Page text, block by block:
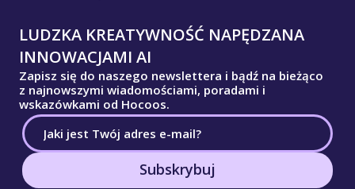
LUDZKA KREATYWNOŚĆ NAPĘDZANA
INNOWACJAMI AI
Zapisz się do naszego newslettera i bądź na bieżąco
z najnowszymi wiadomościami, poradami i
wskazówkami od Hocoos.
Subskrybuj